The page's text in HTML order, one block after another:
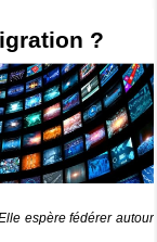
?
espère fédérer autour